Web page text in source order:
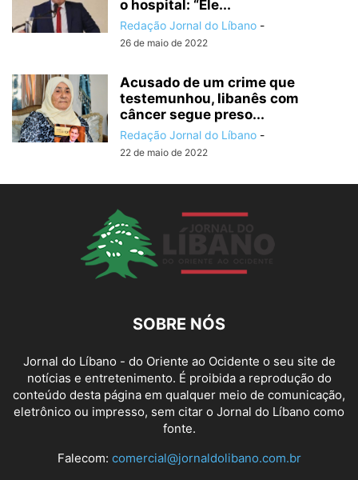
o hospital: “Ele...
Redação Jornal do Líbano -
26 de maio de 2022
Acusado de um crime que
testemunhou, libanês com
câncer segue preso...
Redação Jornal do Líbano -
22 de maio de 2022
SOBRE NÓS
Jornal do Líbano - do Oriente ao Ocidente o seu site de
notícias e entretenimento. É proibida a reprodução do
conteúdo desta página em qualquer meio de comunicação,
eletrônico ou impresso, sem citar o Jornal do Líbano como
fonte.
Falecom: comercial@jornaldolibano.com.br